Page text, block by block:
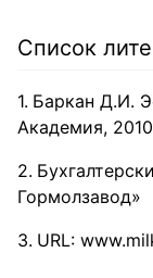
Список
Баркан Д.И.
Академия,
Гормолзавод»
URL: